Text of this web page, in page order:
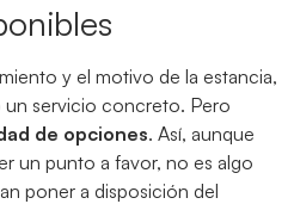
y el motivo de la estancia,
servicio concreto. Pero
de opciones. Así, aunque
un punto a favor, no es algo
poner a disposición del